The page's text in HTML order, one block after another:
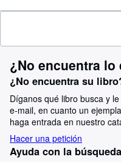
¿No encuentra
¿No encuentra su
Díganos qué libro busca y
e-mail, en cuanto un
haga entrada en nuestro
Hacer una petición
Ayuda con la búsqueda